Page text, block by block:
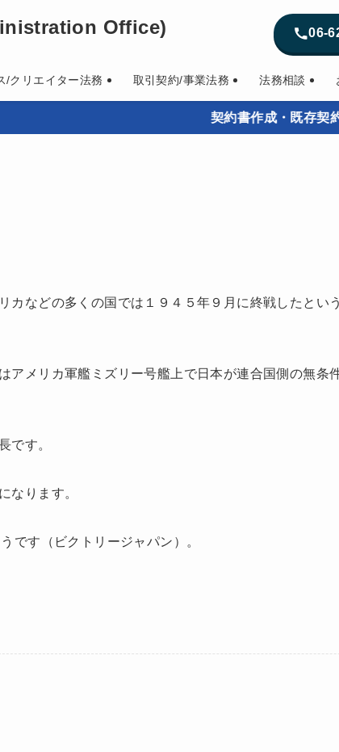
Office)
/クリエイター法務 取引契約/事業法務 法務相談
06-
契約書作成・既存契約書
カなどの多くの国では１９４５年９月に終戦したとい
アメリカ軍艦ミズリー号艦上で日本が連合国側の無条
です。
なります。
です（ビクトリージャパン）。